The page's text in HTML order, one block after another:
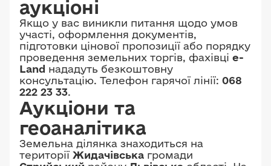
аукціоні
Якщо у вас виникли питання щодо умов
участі, оформлення документів,
підготовки цінової пропозиції або порядку
проведення земельних торгів, фахівці e-
Land нададуть безкоштовну
консультацію. Телефон гарячої лінії: 068
222 23 33.
Аукціони та
геоаналітика
Земельна ділянка знаходиться на
території Жидачівська громади